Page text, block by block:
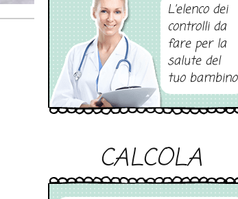
L’elenco dei
controlli da
fare per la
salute del
tuo bambino
CALCOLA